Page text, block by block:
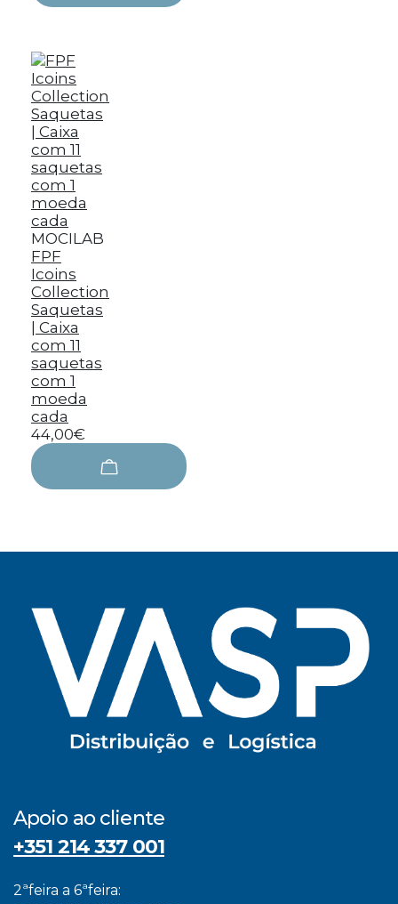
MOCILAB
FPF
Icoins
Collection
Saquetas
| Caixa
com 11
saquetas
com 1
moeda
cada
44,00€
Apoio ao cliente
+351 214 337 001
2ªfeira a 6ªfeira: